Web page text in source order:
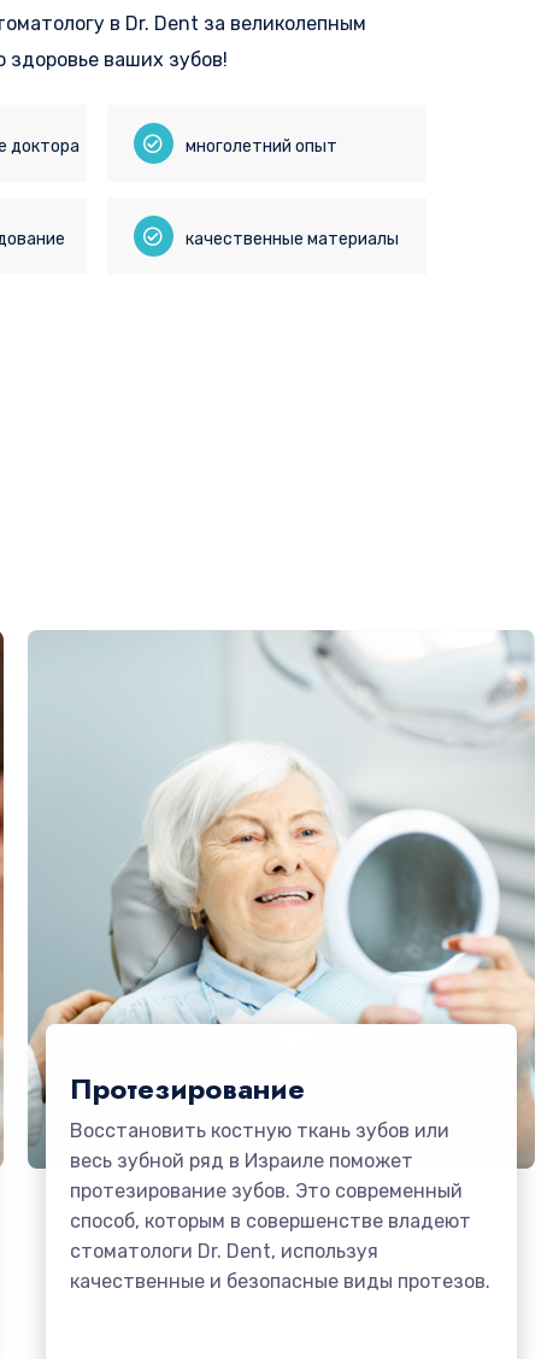
в Dr. Dent за великолепным
здоровье ваших зубов!
доктора многолетний опыт
качественные материалы
Протезирование
Восстановить костную ткань зубов или
весь зубной ряд в Израиле поможет
протезирование зубов. Это современный
способ, которым в совершенстве владеют
стоматологи Dr. Dent, используя
качественные и безопасные виды протезов.